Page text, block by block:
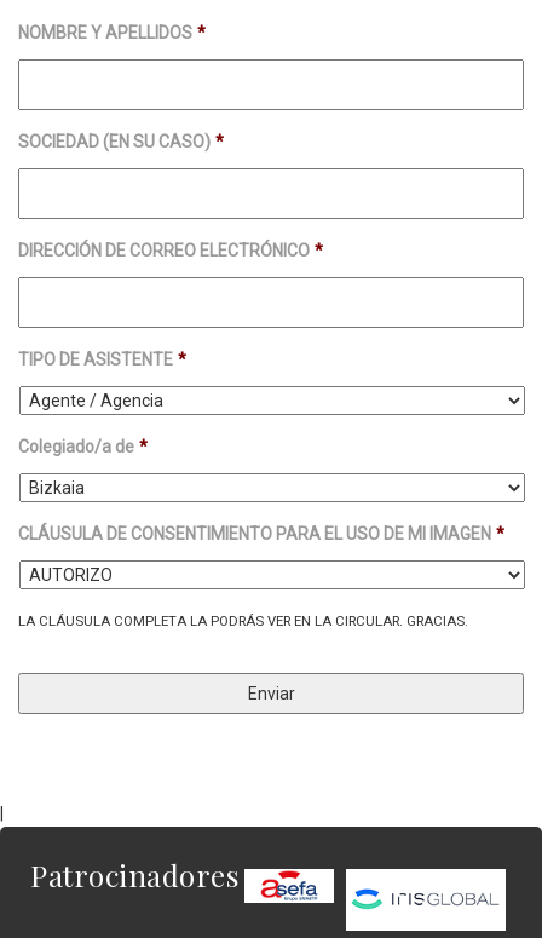
NOMBRE Y APELLIDOS *
SOCIEDAD (EN SU CASO) *
DIRECCIÓN DE CORREO ELECTRÓNICO *
TIPO DE ASISTENTE *
Colegiado/a de *
CLÁUSULA DE CONSENTIMIENTO PARA EL USO DE MI IMAGEN *
LA CLÁUSULA COMPLETA LA PODRÁS VER EN LA CIRCULAR. GRACIAS.
Patrocinadores